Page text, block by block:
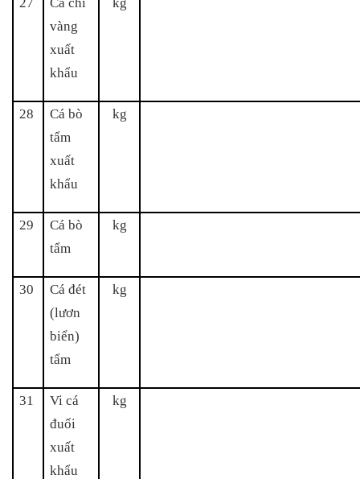
vàng
xuất
khẩu
28
Cá bò
tẩm
xuất
khẩu
kg
29
Cá bò
tẩm
kg
30
Cá đét
(lươn
biển)
tẩm
kg
31
Vi cá
đuối
xuất
khẩu
kg